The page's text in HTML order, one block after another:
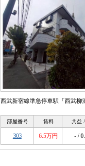
西武新宿線準急停車駅「西武柳
部屋番号 賃料 共益
303 6.5万円 - /